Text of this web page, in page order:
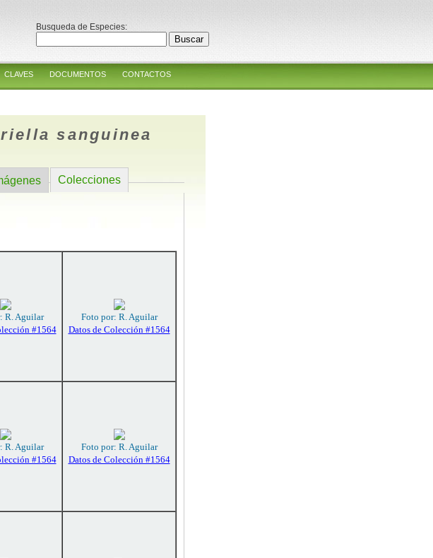
Busqueda de Especies:
CLAVES DOCUMENTOS CONTACTOS
sanguinea
Colecciones
R. Aguilar
#1564
Foto por: R. Aguilar
Datos de Colección #1564
R. Aguilar
#1564
Foto por: R. Aguilar
Datos de Colección #1564